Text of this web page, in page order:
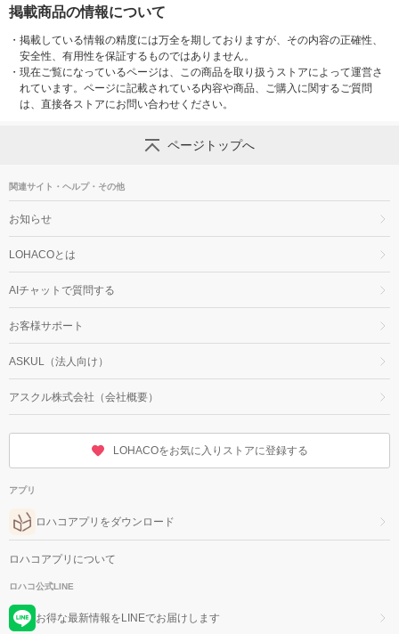
掲載商品の情報について
・ 掲載している情報の精度には万全を期しておりますが、その内容の正確性、
安全性、有用性を保証するものではありません。
・ 現在ご覧になっているページは、この商品を取り扱うストアによって運営さ
れています。ページに記載されている内容や商品、ご購入に関するご質問
は、直接各ストアにお問い合わせください。
ページトップへ
関連サイト・ヘルプ・その他
お知らせ
LOHACOとは
AIチャットで質問する
お客様サポート
ASKUL（法人向け）
アスクル株式会社（会社概要）
LOHACOをお気に入りストアに登録する
アプリ
ロハコアプリをダウンロード
ロハコアプリについて
ロハコ公式LINE
お得な最新情報をLINEでお届けします